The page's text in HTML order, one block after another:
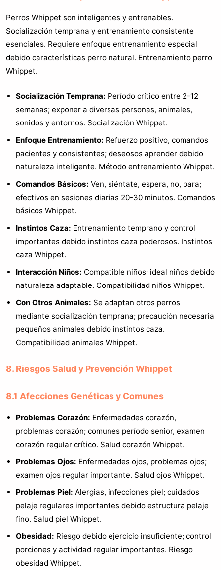
Perros Whippet son inteligentes y entrenables.
Socialización temprana y entrenamiento consistente
esenciales. Requiere enfoque entrenamiento especial
debido características perro natural. Entrenamiento perro
Whippet.
Socialización Temprana: Período crítico entre 2-12
semanas; exponer a diversas personas, animales,
sonidos y entornos. Socialización Whippet.
Enfoque Entrenamiento: Refuerzo positivo, comandos
pacientes y consistentes; deseosos aprender debido
naturaleza inteligente. Método entrenamiento Whippet.
Comandos Básicos: Ven, siéntate, espera, no, para;
efectivos en sesiones diarias 20-30 minutos. Comandos
básicos Whippet.
Instintos Caza: Entrenamiento temprano y control
importantes debido instintos caza poderosos. Instintos
caza Whippet.
Interacción Niños: Compatible niños; ideal niños debido
naturaleza adaptable. Compatibilidad niños Whippet.
Con Otros Animales: Se adaptan otros perros
mediante socialización temprana; precaución necesaria
pequeños animales debido instintos caza.
Compatibilidad animales Whippet.
8. Riesgos Salud y Prevención Whippet
8.1 Afecciones Genéticas y Comunes
Problemas Corazón: Enfermedades corazón,
problemas corazón; comunes período senior, examen
corazón regular crítico. Salud corazón Whippet.
Problemas Ojos: Enfermedades ojos, problemas ojos;
examen ojos regular importante. Salud ojos Whippet.
Problemas Piel: Alergias, infecciones piel; cuidados
pelaje regulares importantes debido estructura pelaje
fino. Salud piel Whippet.
Obesidad: Riesgo debido ejercicio insuficiente; control
porciones y actividad regular importantes. Riesgo
obesidad Whippet.